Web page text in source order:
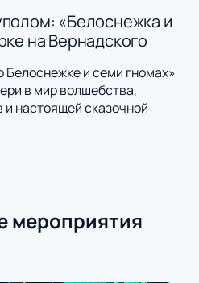
«Белоснежка и
на Вернадского
Белоснежке и семи гномах»
в мир волшебства,
настоящей сказочной
мероприятия